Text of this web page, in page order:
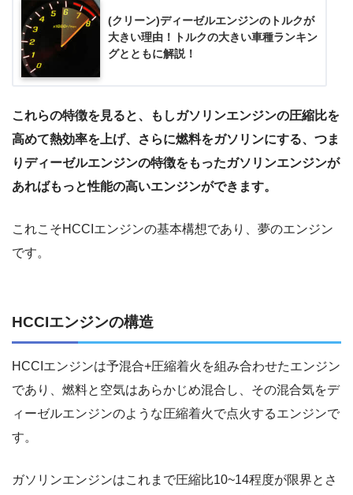
(クリーン)ディーゼルエンジンのトルクが
大きい理由！トルクの大きい車種ランキン
グとともに解説！
これらの特徴を見ると、もしガソリンエンジンの圧縮比を
高めて熱効率を上げ、さらに燃料をガソリンにする、つま
りディーゼルエンジンの特徴をもったガソリンエンジンが
あればもっと性能の高いエンジンができます。
これこそHCCIエンジンの基本構想であり、夢のエンジン
です。
HCCIエンジンの構造
HCCIエンジンは予混合+圧縮着火を組み合わせたエンジン
であり、燃料と空気はあらかじめ混合し、その混合気をデ
ィーゼルエンジンのような圧縮着火で点火するエンジンで
す。
ガソリンエンジンはこれまで圧縮比10~14程度が限界とさ